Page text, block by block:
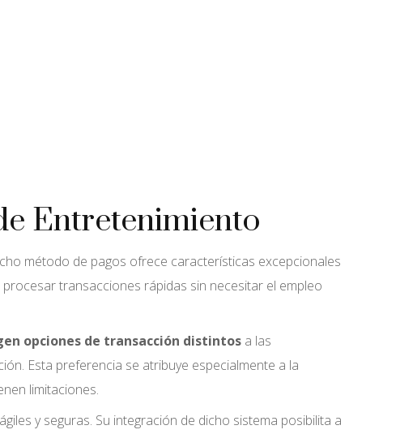
Entretenimiento
método de pagos ofrece características excepcionales
transacciones rápidas sin necesitar el empleo
opciones de transacción distintos a las
Esta preferencia se atribuye especialmente a la
limitaciones.
y seguras. Su integración de dicho sistema posibilita a